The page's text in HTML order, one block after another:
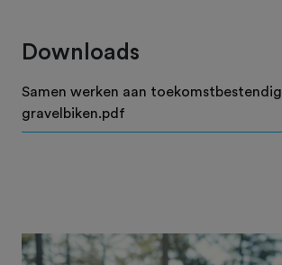
Downloads
Samen werken aan toekomstbestendig
gravelbiken.pdf